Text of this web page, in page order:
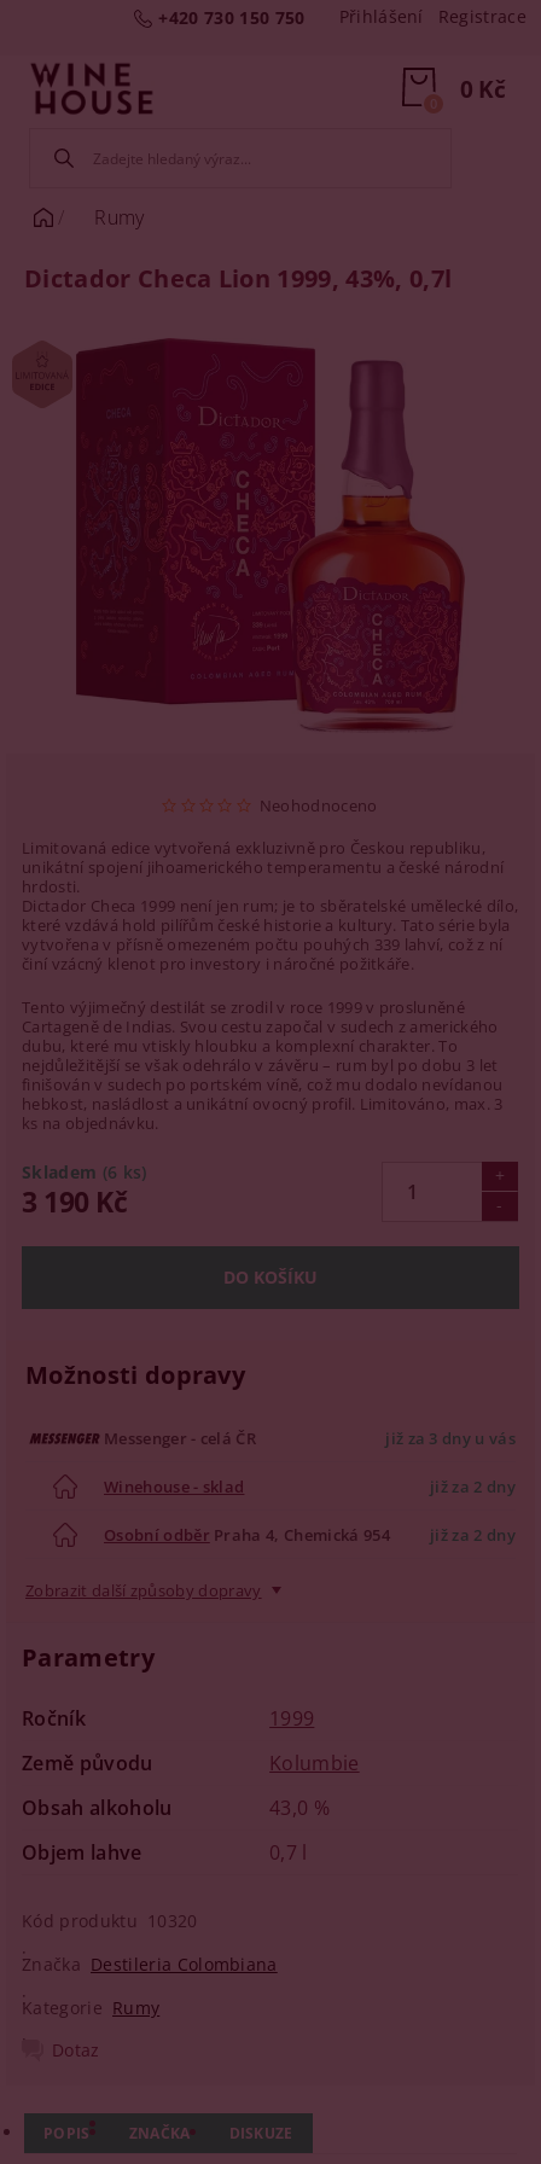
+420 730 150 750 Přihlášení Registrace
0 Kč
0
Rumy
Dictador Checa Lion 1999, 43%, 0,7l
Neohodnoceno
Limitovaná edice vytvořená exkluzivně pro Českou republiku,
unikátní spojení jihoamerického temperamentu a české národní
hrdosti.
Dictador Checa 1999 není jen rum; je to sběratelské umělecké dílo,
které vzdává hold pilířům české historie a kultury. Tato série byla
vytvořena v přísně omezeném počtu pouhých 339 lahví, což z ní
činí vzácný klenot pro investory i náročné požitkáře.
Tento výjimečný destilát se zrodil v roce 1999 v prosluněné
Cartageně de Indias. Svou cestu započal v sudech z amerického
dubu, které mu vtiskly hloubku a komplexní charakter. To
nejdůležitější se však odehrálo v závěru – rum byl po dobu 3 let
finišován v sudech po portském víně, což mu dodalo nevídanou
hebkost, nasládlost a unikátní ovocný profil. Limitováno, max. 3
ks na objednávku.
Skladem (6 ks)
3 190 Kč
Možnosti dopravy
Messenger - celá ČR již za 3 dny u vás
Winehouse - sklad již za 2 dny
Osobní odběr Praha 4, Chemická 954 již za 2 dny
Zobrazit další způsoby dopravy
Parametry
Ročník
1999
Země původu
Kolumbie
Obsah alkoholu
43,0 %
Objem lahve
0,7 l
Kód produktu
10320
Značka Destileria Colombiana
Kategorie Rumy
Dotaz
POPIS ZNAČKA DISKUZE